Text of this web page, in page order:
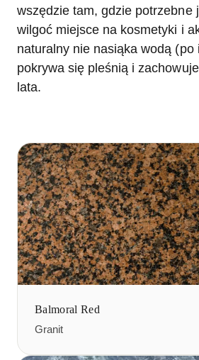
wszędzie tam, gdzie potrzebne
wilgoć miejsce na kosmetyki i
naturalny nie nasiąka wodą (po
pokrywa się pleśnią i
lata.
Balmoral Red
Granit